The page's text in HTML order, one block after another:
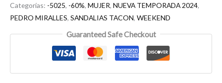
Categorías: -5025, -60%, MUJER, NUEVA TEMPORADA 2024,
PEDRO MIRALLES, SANDALIAS TACON, WEEKEND
Guaranteed Safe Checkout